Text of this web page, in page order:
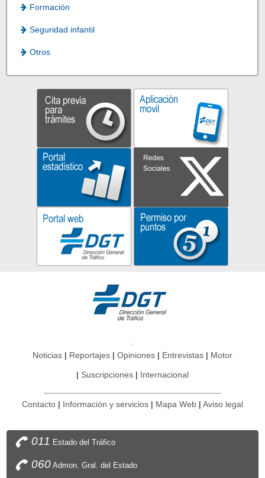
Formación
Seguridad infantil
Otros
Noticias Reportajes Opiniones Entrevistas Motor
Suscripciones Internacional
Contacto Información y servicios Mapa Web Aviso legal
011 Estado del Tráfico
060Admon. Gral. del Estado